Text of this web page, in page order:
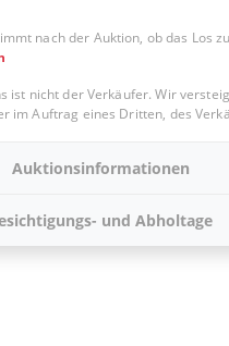
nach der Auktion, ob das Los
ist nicht der Verkäufer. Wir
im Auftrag eines Dritten, des
Auktionsinformationen
und Abholtage